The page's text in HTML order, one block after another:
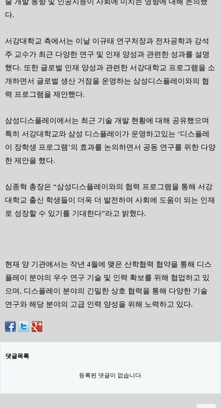
술 개발 동향 및 인공지능이 사회에 미치는 영향에 대해 논의했
다.
서강대학교 측에서는 이날 이규태 연구처장과 전자공학과 강석
주 교수가 최근 다양한 연구 및 인재 양성과 관련한 성과를 설명
했다. 또한 글로벌 인재 양성과 관련한 서강대학교 프로그램을 소
개하면서 글로벌 생산 거점을 운영하는 삼성디스플레이와의 협
력 프로그램을 제안했다.
삼성디스플레이에서는 최근 기술 개발 현황에 대해 공유했으며
특히 서강대학교와 삼성 디스플레이가 운영하고있는 ‘디스플레
이 장학생 프로그램’의 효과를 논의하면서 공동 연구를 위한 다양
한 제안을 했다.
심종혁 총장은 “삼성디스플레이와의 협력 프로그램을 통해 서강
대학교 출신 학생들이 더욱 더 발전하여 사회에 도움이 되는 인재
로 성장할 수 있기를 기대한다”라고 밝혔다.
현재 양 기관에서는 작년 4월에 맺은 산학협력 협약을 통해 디스
플레이 분야의 우수 연구 기술 및 인력 확보를 위해 협업하고 있
으며 , 디스플레이 분야의 긴밀한 상호 협력을 통해 다양한 기술
연구와 해당 분야의 고급 인력 양성을 위해 노력하고 있다.
댓글목록
등록된 댓글이 없습니다.